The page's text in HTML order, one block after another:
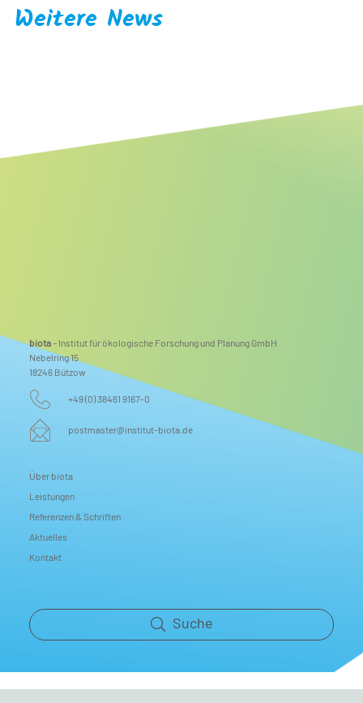
Weitere News
biota– Institut für ökologische Forschung und Planung GmbH
Nebelring 15
18246 Bützow
+49 (0) 38461 9167-0
postmaster@institut-biota.de
Über biota
Leistungen
Referenzen & Schriften
Aktuelles
Kontakt
Suche